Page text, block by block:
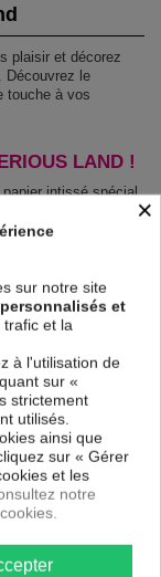
plaisir et décorez
. Découvrez le
touche à vos
LAND !
intissé spécial
avec des détails
et un papier
de
aux rayons UV,
à coucher et la
constituent un
touche à vos
×
sur notre site
et
trafic et la
à l'utilisation de
sur «
strictement
utilisés.
ainsi que
sur « Gérer
et les
notre